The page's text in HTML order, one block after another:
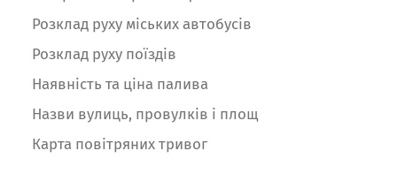
Розклад руху міських автобусів
Розклад руху поїздів
Наявність та ціна палива
Назви вулиць, провулків і площ
Карта повітряних тривог